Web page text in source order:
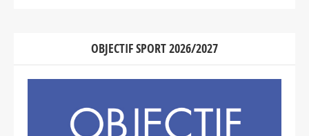
OBJECTIF SPORT 2026/2027